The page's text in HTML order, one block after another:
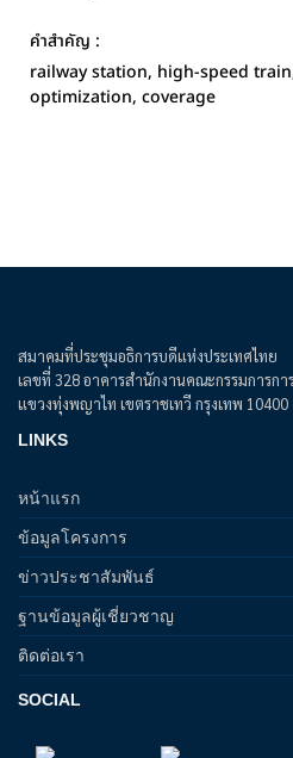
คำสำคัญ :
railway station, high-speed
optimization, coverage
สมาคมที่ประชุมอธิการบดีแห่งประเทศไทย
เลขที่ 328 อาคารสำนักงานคณะกรรมการก
แขวงทุ่งพญาไท เขตราชเทวี กรุงเทพ 10400
LINKS
หน้าแรก
ข้อมูลโครงการ
ข่าวประชาสัมพันธ์
ฐานข้อมูลผู้เชี่ยวชาญ
ติดต่อเรา
SOCIAL